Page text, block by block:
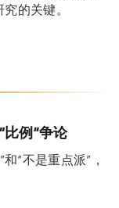
的关键。
例”争论
“不是重点派”，